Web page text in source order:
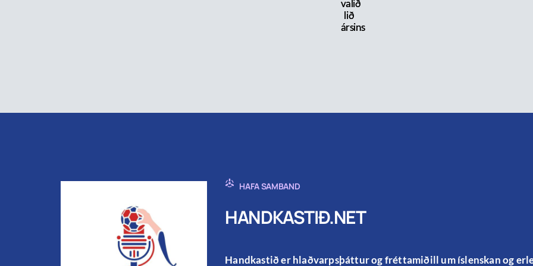
valið
lið
ársins
HAFA SAMBAND
HANDKASTIÐ.NET
Handkastið er hlaðvarpsþáttur og fréttamiðill um íslenskan og